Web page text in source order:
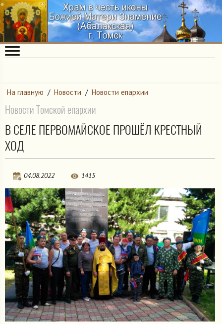
На главную / Новости / Новости епархии
Новости Томской епархии
В СЕЛЕ ПЕРВОМАЙСКОЕ ПРОШЁЛ КРЕСТНЫЙ
ХОД
04.08.2022 1415